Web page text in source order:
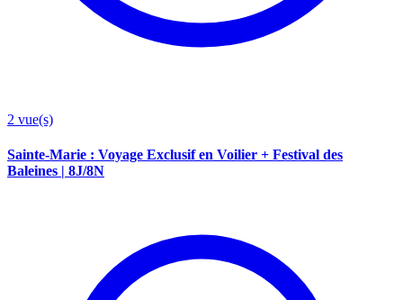
2 vue(s)
Sainte-Marie : Voyage Exclusif en Voilier + Festival des
Baleines | 8J/8N